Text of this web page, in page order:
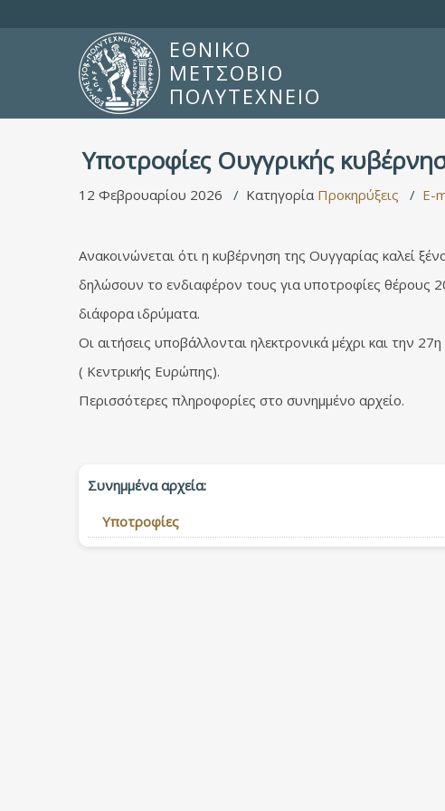
ΕΘΝΙΚΟ
ΜΕΤΣΟΒΙΟ
ΠΟΛΥΤΕΧΝΕΙΟ
Υποτροφίες Ουγγρικής
12 Φεβρουαρίου 2026 Κατηγορία Προκηρύξεις E-
Ανακοινώνεται ότι η κυβέρνηση της Ουγγαρίας καλεί
δηλώσουν το ενδιαφέρον τους για υποτροφίες θέρους
διάφορα ιδρύματα.
Οι αιτήσεις υποβάλλονται ηλεκτρονικά μέχρι και την
( Κεντρικής Ευρώπης).
Περισσότερες πληροφορίες στο συνημμένο αρχείο.
Συνημμένα αρχεία:
Υποτροφίες